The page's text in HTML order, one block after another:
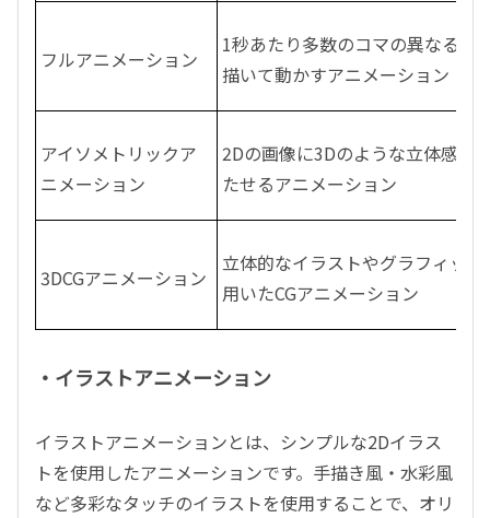
フルアニメーション
1秒あたり多数のコマの異なる絵
描いて動かすアニメーション
アイソメトリックア
ニメーション
2Dの画像に3Dのような立体感を
たせるアニメーション
3DCGアニメーション
立体的なイラストやグラフィック
用いたCGアニメーション
・イラストアニメーション
イラストアニメーションとは、シンプルな2Dイラス
トを使用したアニメーションです。手描き風・水彩風
など多彩なタッチのイラストを使用することで、オリ